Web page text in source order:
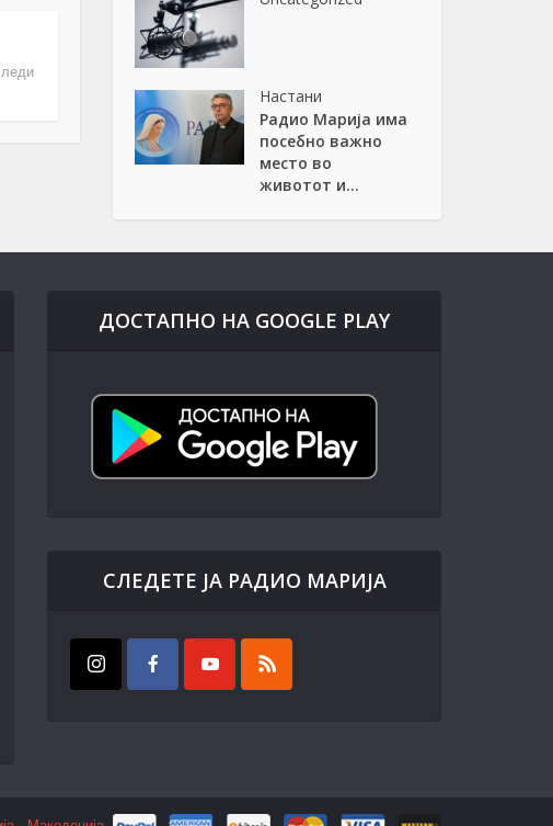
Настани
Радио Марија има
посебно важно
место во
животот и...
ДОСТАПНО НА GOOGLE PLAY
СЛЕДЕТЕ ЈА РАДИО МАРИЈА